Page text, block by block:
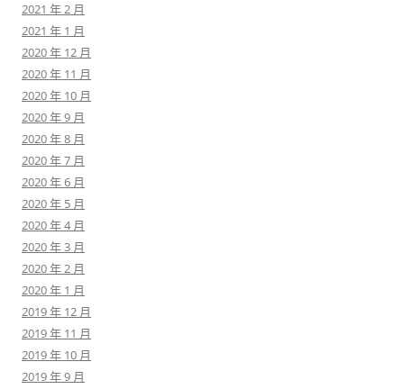
2021 年 2 月
2021 年 1 月
2020 年 12 月
2020 年 11 月
2020 年 10 月
2020 年 9 月
2020 年 8 月
2020 年 7 月
2020 年 6 月
2020 年 5 月
2020 年 4 月
2020 年 3 月
2020 年 2 月
2020 年 1 月
2019 年 12 月
2019 年 11 月
2019 年 10 月
2019 年 9 月